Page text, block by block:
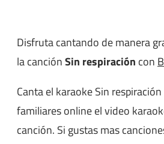
Disfruta cantando de manera
la canciónSin respiración con
Canta el karaoke Sin
familiares online el video
canción. Si gustas mas